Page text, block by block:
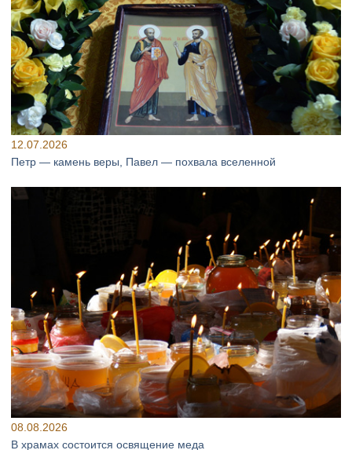
12.07.2026
Петр — камень веры, Павел — похвала вселенной
08.08.2026
В храмах состоится освящение меда